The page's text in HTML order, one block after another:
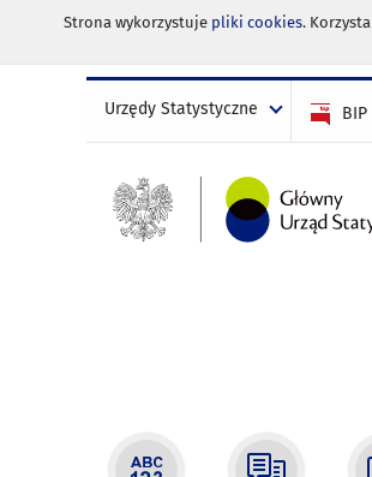
Strona wykorzystuje pliki cookies.
Urzędy Statystyczne BIP